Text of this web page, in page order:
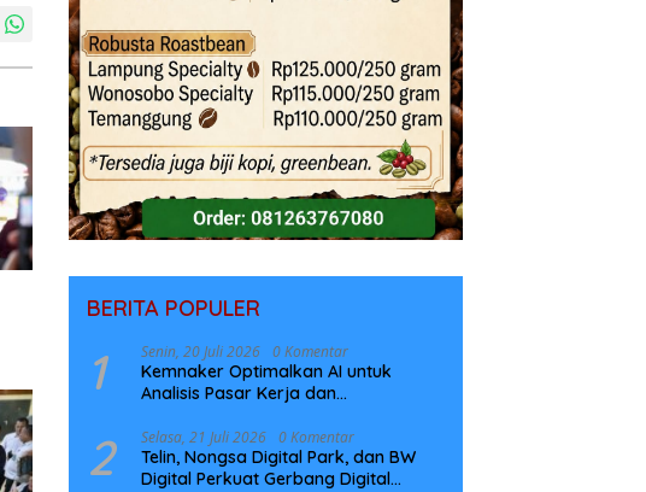
BERITA POPULER
1 Senin, 20 Juli 2026 0 Komentar
Kemnaker Optimalkan AI untuk
Analisis Pasar Kerja dan
2 Selasa, 21 Juli 2026 0 Komentar
Telin, Nongsa Digital Park, dan BW
Digital Perkuat Gerbang Digital